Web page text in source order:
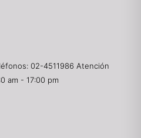
02-4511986 Atención
am - 17:00 pm